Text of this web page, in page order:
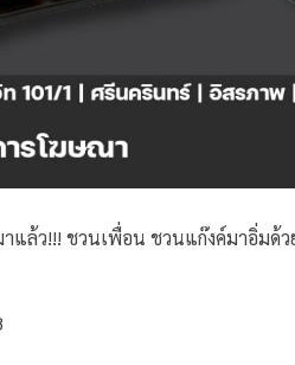
าแล้ว!!! ชวนเพื่อน ชวนแก๊งค์มาอิ่มด้